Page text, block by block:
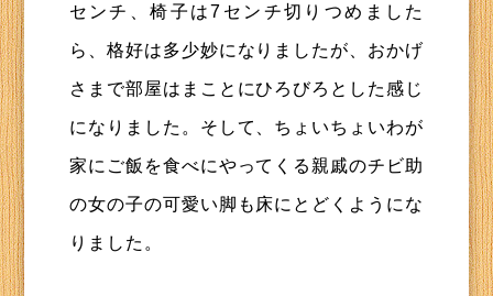
センチ、椅子は7センチ切りつめました
ら、格好は多少妙になりましたが、おかげ
さまで部屋はまことにひろびろとした感じ
になりました。そして、ちょいちょいわが
家にご飯を食べにやってくる親戚のチビ助
の女の子の可愛い脚も床にとどくようにな
りました。